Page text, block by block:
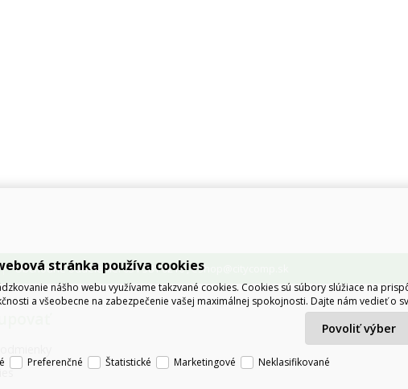
Obchodné oddelenie: 051 381 0216,eshop@citycomp.sk
stránka používa cookies
nášho webu využívame takzvané cookies. Cookies sú súbory slúžiace na
a všeobecne na zabezpečenie vašej maximálnej spokojnosti. Dajte nám vedieť o
Povoliť výber
Preferenčné Štatistické Marketingové Neklasifikované